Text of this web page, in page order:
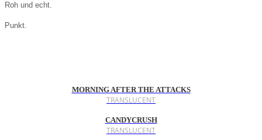
Roh und echt.
Punkt.
MORNING AFTER THE ATTACKS
TRANSLUCENT
CANDYCRUSH
TRANSLUCENT